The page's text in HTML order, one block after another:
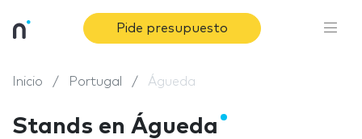
Pide presupuesto
Inicio Portugal Águeda
Stands en Águeda